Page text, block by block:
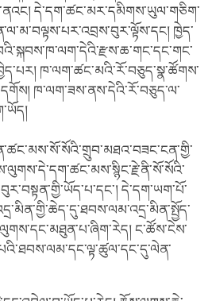
དེ་དག་ཚང་མར་དམིགས་ཡུལ་གཅིག་
ཁྱེད་
ཁ་ལག་ཚང་མའི་རོ་བཅུད་སྣ་ཚོགས་
ཁ་ལག་ཟས་ནས་དེའི་རོ་བཅུད་ལ་
དེ་དག་ཡག་པོ་
ང་ཚོས་ངེས་